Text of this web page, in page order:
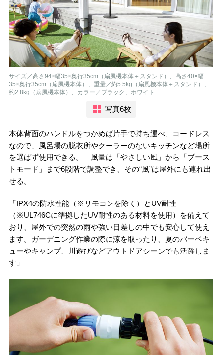
サイズ／高さ94×幅35×奥行35cm（扇風機本体＋スタンド）、高さ40×幅
35×奥行35cm（扇風機本体）、重量／約5.5kg（扇風機本体＋スタンド）、
約2.8kg（扇風機本体）、カラー／ブラック、ホワイト
写真6枚
本体背面のハンドルをつかめば片手で持ち運べ、コードレス
なので、風呂場の脱衣所やクーラーのないキッチンなど場所
を選ばず使用できる。 風量は「やさしい風」から「ブース
トモード」まで6段階で調整でき、その“風”は屋外にも連れ出
せる。
「IPX4の防水性能（※リモコンを除く）とUV耐性
（※UL746Cに準拠したUV耐性のある材料を使用）を備えて
おり、屋外での突然の雨や強い日差しの中でも安心して使え
ます。ガーデニング作業の際に涼を取ったり、夏のバーベキ
ューやキャンプ、川遊びなどアウトドアシーンでも活躍しま
す」